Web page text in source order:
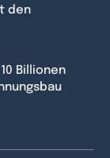
den
Billionen